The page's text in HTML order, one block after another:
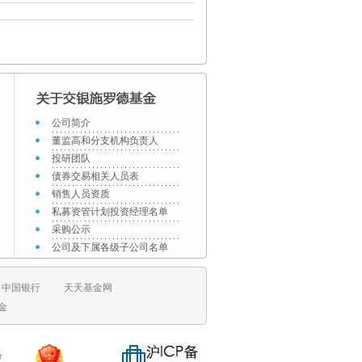
公司简介
董监高和分支机构负责人
投研团队
债券交易相关人员表
销售人员资质
私募资管计划投资经理名单
采购公示
公司及下属各级子公司名单
中国银行
天天基金网